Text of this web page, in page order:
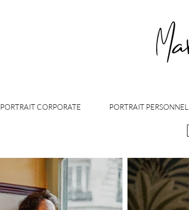
PORTRAIT CORPORATE PORTRAIT PERSONNEL